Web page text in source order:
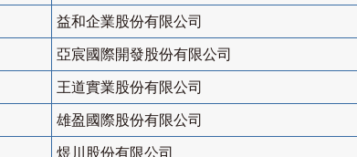
益和企業股份有限公司
亞宸國際開發股份有限公司
王道實業股份有限公司
雄盈國際股份有限公司
煜川股份有限公司